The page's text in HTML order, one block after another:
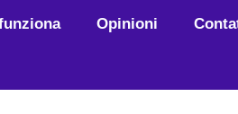
Opinioni